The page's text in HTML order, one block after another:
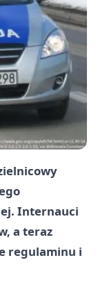
Internauci
a teraz
regulaminu i